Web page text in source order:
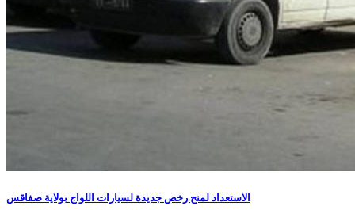
الاستعداد لمنح رخص جديدة لسيارات اللواج بولاية صفاقس